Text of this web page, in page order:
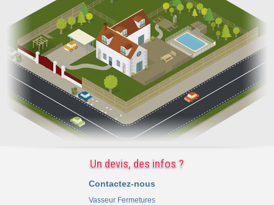
Un devis, des infos ?
Contactez-nous
Vasseur Fermetures